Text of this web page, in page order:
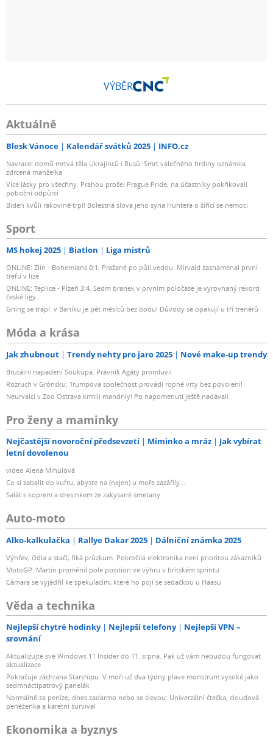
VÝBĚR
Aktuálně
Blesk Vánoce Kalendář svátků 2025 INFO.cz
Navracel domů mrtvá těla Ukrajinců i Rusů: Smrt válečného hrdiny oznámila
zdrcená manželka
Více lásky pro všechny. Prahou prošel Prague Pride, na účastníky pokřikovali
pobožní odpůrci
Biden kvůli rakovině trpí! Bolestná slova jeho syna Huntera o šířící se nemoci
Sport
MS hokej 2025 Biatlon Liga mistrů
ONLINE: Zlín - Bohemians 0:1. Pražané po půli vedou. Mirvald zaznamenal první
trefu v lize
ONLINE: Teplice - Plzeň 3:4. Sedm branek v prvním poločase je vyrovnaný rekord
české ligy
Gning se trápí: v Baníku je pět měsíců bez bodu! Důvody se opakují u tří trenérů
Móda a krása
Jak zhubnout Trendy nehty pro jaro 2025 Nové make-up trendy
Brutální napadení Soukupa. Právník Agáty promluvil
Rozruch v Grónsku: Trumpova společnost provádí ropné vrty bez povolení!
Neurvalci v Zoo Ostrava krmili mandrily! Po napomenutí ještě nadávali
Pro ženy a maminky
Nejčastější novoroční předsevzetí Miminko a mráz
Jak vybírat
letní dovolenou
video Alena Mihulová
Co si zabalit do kufru, abyste na (nejen) u moře zazářily...
Salát s koprem a dresinkem ze zakysané smetany
Auto-moto
Alko-kalkulačka Rallye Dakar 2025 Dálniční známka 2025
Výhřev, čidla a stačí, říká průzkum. Pokročilá elektronika není prioritou zákazníků
MotoGP: Martin proměnil pole position ve výhru v britském sprintu
Câmara se vyjádřil ke spekulacím, které ho pojí se sedačkou u Haasu
Věda a technika
Nejlepší chytré hodinky Nejlepší telefony
Nejlepší VPN –
srovnání
Aktualizujte své Windows 11 Insider do 11. srpna. Pak už vám nebudou fungovat
aktualizace
Pokračuje záchrana Starshipu. V moři už dva týdny plave monstrum vysoké jako
sedmnáctipatrový panelák
Normálně za peníze, dnes zadarmo nebo se slevou: Univerzální čtečka, cloudová
peněženka a karetní survival
Ekonomika a byznys